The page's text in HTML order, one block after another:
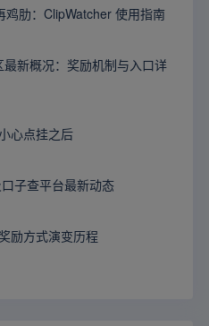
肋：ClipWatcher 使用指南
新概况：奖励机制与入口详
心点挂之后
子查平台最新动态
励方式演变历程